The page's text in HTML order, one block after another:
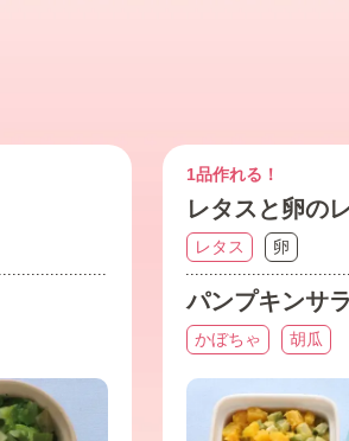
1品作れる！
レタスと卵の
レタス 卵
パンプキンサ
かぼちゃ 胡瓜